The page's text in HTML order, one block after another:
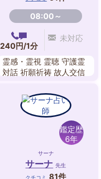
08:00～
240円/1分
未対応
霊感・霊視 霊聴 守護霊
対話 祈願祈祷 故人交信
鑑定歴
6年
サーナ
サーナ 先生
クチコミ 81件